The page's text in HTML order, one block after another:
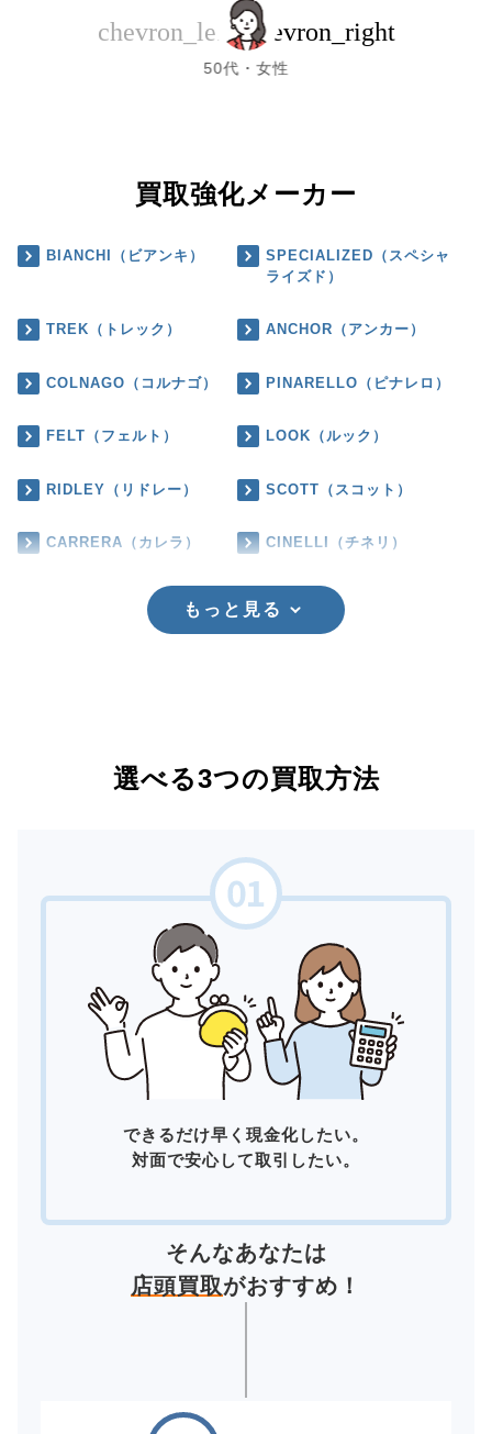
50代・女性
chevron_left chevron_right
買取強化メーカー
BIANCHI（ビアンキ）
SPECIALIZED（スペシャ
ライズド）
TREK（トレック） ANCHOR（アンカー）
COLNAGO（コルナゴ） PINARELLO（ピナレロ）
FELT（フェルト） LOOK（ルック）
RIDLEY（リドレー） SCOTT（スコット）
CARRERA（カレラ） CINELLI（チネリ）
もっと見る
選べる3つの買取方法
できるだけ早く現金化したい。
対面で安心して取引したい。
そんなあなたは
店頭買取がおすすめ！